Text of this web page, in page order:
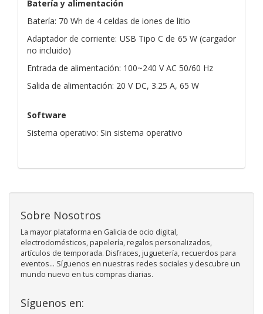
Batería y alimentación
Batería: 70 Wh de 4 celdas de iones de litio
Adaptador de corriente: USB Tipo C de 65 W (cargador
no incluido)
Entrada de alimentación: 100~240 V AC 50/60 Hz
Salida de alimentación: 20 V DC, 3.25 A, 65 W
Software
Sistema operativo: Sin sistema operativo
Sobre Nosotros
La mayor plataforma en Galicia de ocio digital,
electrodomésticos, papelería, regalos personalizados,
artículos de temporada. Disfraces, juguetería, recuerdos para
eventos... Síguenos en nuestras redes sociales y descubre un
mundo nuevo en tus compras diarias.
Síguenos en: